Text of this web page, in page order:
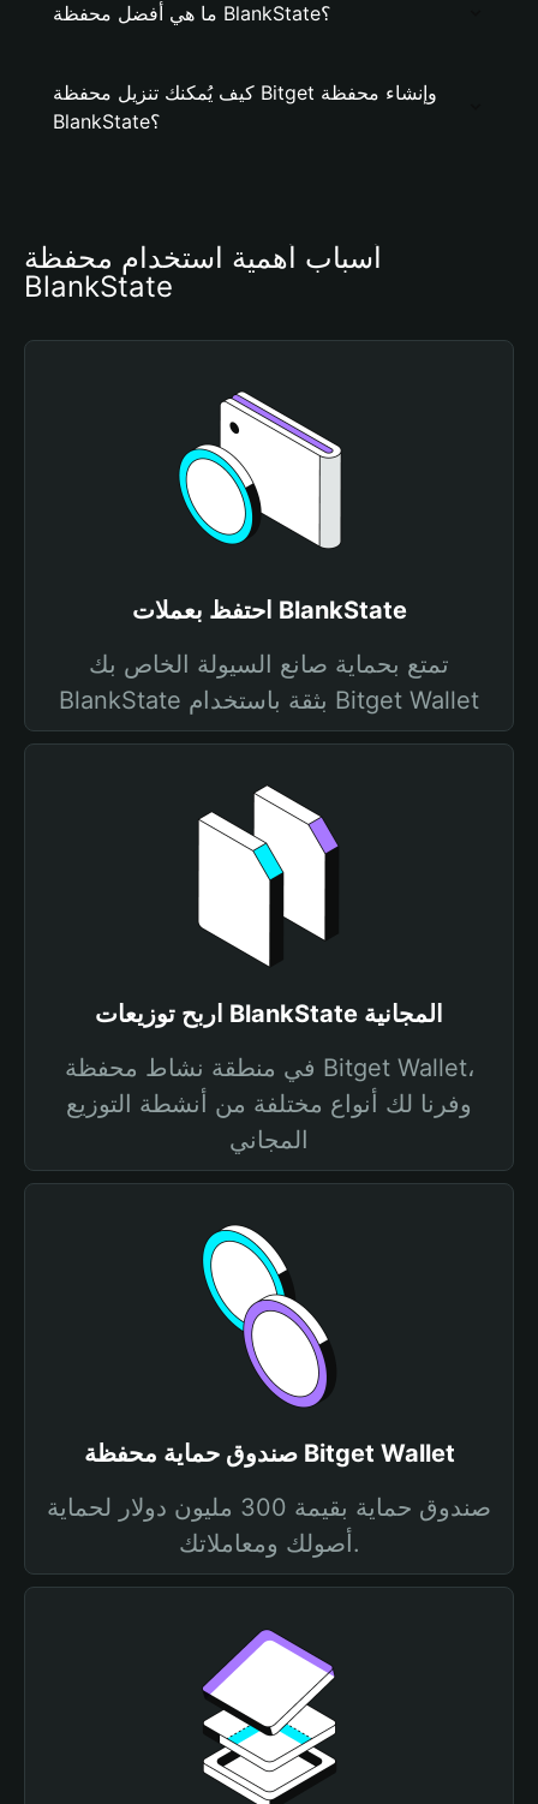
ما هي أفضل محفظة BlankState؟
كيف يُمكنك تنزيل محفظة Bitget وإنشاء محفظة
BlankState؟
أسباب أهمية استخدام محفظة
BlankState
احتفظ بعملات BlankState
تمتع بحماية صانع السيولة الخاص بك
BlankState بثقة باستخدام Bitget Wallet
اربح توزيعات BlankState المجانية
في منطقة نشاط محفظة Bitget Wallet،
وفرنا لك أنواع مختلفة من أنشطة التوزيع
المجاني
صندوق حماية محفظة Bitget Wallet
صندوق حماية بقيمة 300 مليون دولار لحماية
أصولك ومعاملاتك.